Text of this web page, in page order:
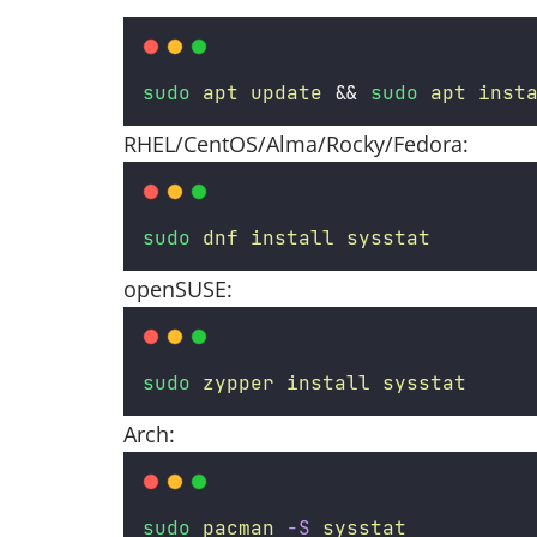
sudo apt update && sudo apt
RHEL/CentOS/Alma/Rocky/Fedora:
sudo dnf install sysstat
openSUSE:
sudo zypper install sysstat
Arch:
sudo pacman -S sysstat